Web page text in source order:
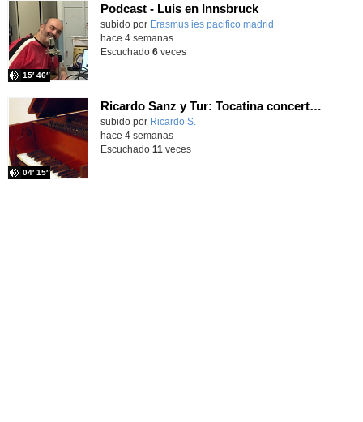
Podcast - Luis en Innsbruck
subido por Erasmus ies pacifico madrid
15′ 46″
hace 4 semanas
Escuchado 6veces
Ricardo Sanz y Tur: Tocatina concertante al aire español
subido por Ricardo S.
04′ 15″
hace 4 semanas
Escuchado 11 veces